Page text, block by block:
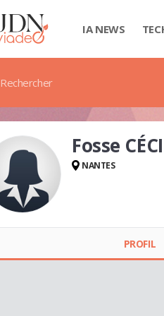
IA NEWS
Rechercher
Fosse
NANTES
PROFIL